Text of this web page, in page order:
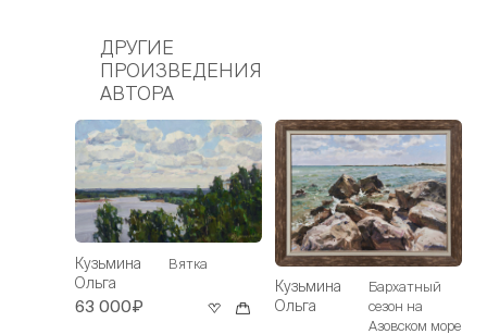
ДРУГИЕ
ПРОИЗВЕДЕНИЯ
АВТОРА
Кузьмина
Ольга
Вятка
63 000₽
Кузьмина
Ольга
Бархатный
сезон на
Азовском море